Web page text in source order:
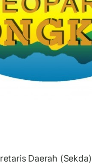
Daerah (Sekda)